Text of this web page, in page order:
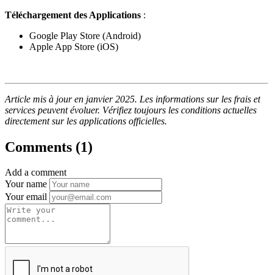
Téléchargement des Applications :
Google Play Store (Android)
Apple App Store (iOS)
Article mis à jour en janvier 2025. Les informations sur les frais et
services peuvent évoluer. Vérifiez toujours les conditions actuelles
directement sur les applications officielles.
Comments (1)
Add a comment
Your name
Your email